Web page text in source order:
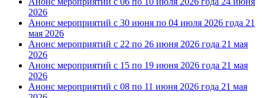
2026
Анонс мероприятий с 30 июня по 04 июля 2026 года 21
мая 2026
Анонс мероприятий с 22 по 26 июня 2026 года 21 мая
2026
Анонс мероприятий с 15 по 19 июня 2026 года 21 мая
2026
Анонс мероприятий с 08 по 11 июня 2026 года 21 мая